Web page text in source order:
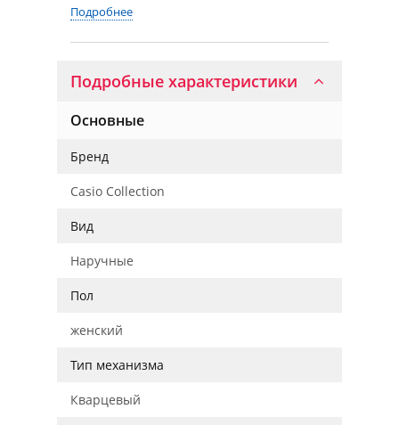
Подробнее
Подробные характеристики
Основные
Бренд
Casio Collection
Вид
Наручные
Пол
женский
Тип механизма
Кварцевый